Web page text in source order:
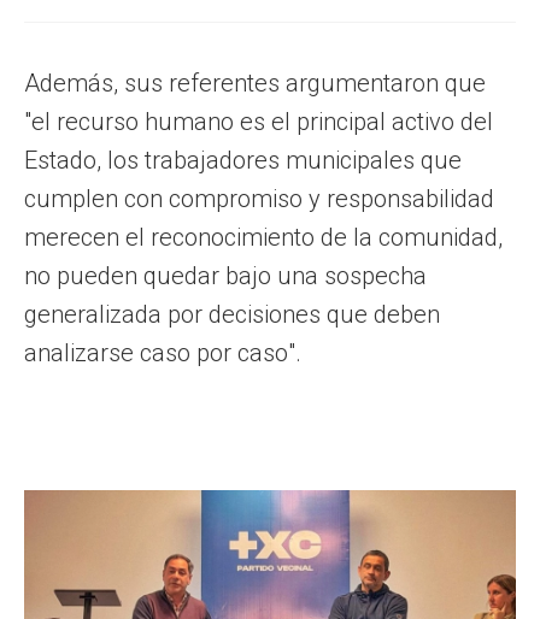
Además, sus referentes argumentaron que
"el recurso humano es el principal activo del
Estado, los trabajadores municipales que
cumplen con compromiso y responsabilidad
merecen el reconocimiento de la comunidad,
no pueden quedar bajo una sospecha
generalizada por decisiones que deben
analizarse caso por caso".